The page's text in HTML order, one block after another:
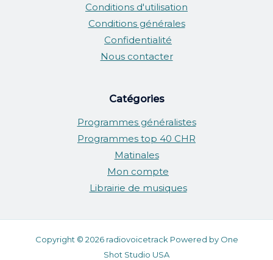
Conditions d'utilisation
Conditions générales
Confidentialité
Nous contacter
Catégories
Programmes généralistes
Programmes top 40 CHR
Matinales
Mon compte
Librairie de musiques
Copyright © 2026 radiovoicetrack Powered by One
Shot Studio USA